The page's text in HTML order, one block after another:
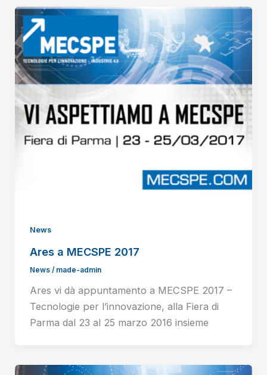
News
Ares a MECSPE 2017
News/ made-admin
Ares vi dà appuntamento a MECSPE 2017 –
Tecnologie per l’innovazione, alla Fiera di
Parma dal 23 al 25 marzo 2016 insieme